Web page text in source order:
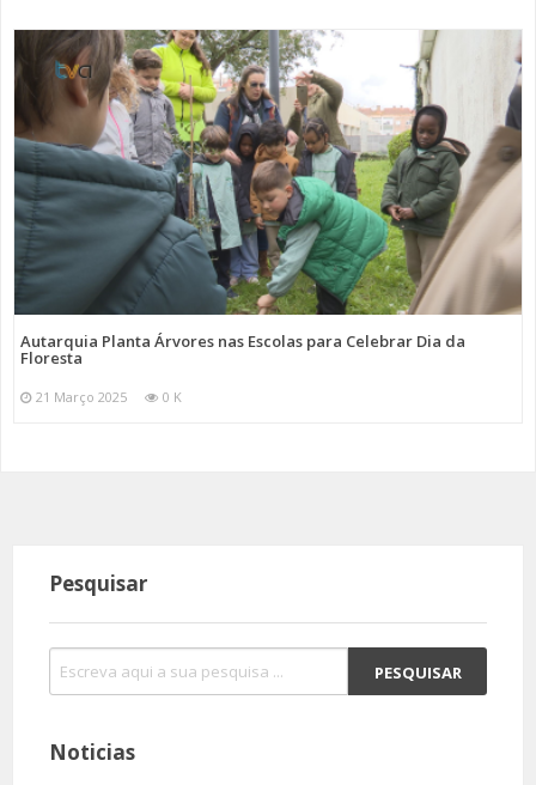
Autarquia Planta Árvores nas Escolas para Celebrar Dia da
Floresta
21 Março 2025 0 K
Pesquisar
Noticias